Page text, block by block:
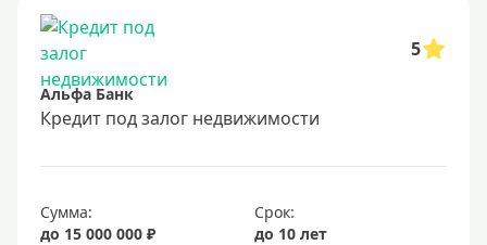
14%
15%
16%
17%
20%
5
Альфа Банк
Кредит под залог недвижимости
Сумма:
до 15 000 000 ₽
Срок:
до 10 лет